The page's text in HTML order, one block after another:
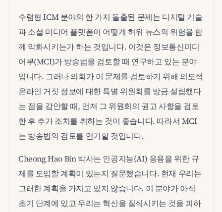
수렴형 ICM 분야의 한 가지 돌출된 문제는 디지털 기술
과 소셜 미디어 플랫폼이 어떻게 허위 뉴스의 위험을 함
께 악화시키는가 하는 것입니다. 이것은 정보통신미디
어부(MCI)가 방송법을 검토할 때 연구하고 있는 분야
입니다. 그러나 의회가 이 문제를 검토하기 위해 의도적
온라인 거짓 정보에 대한 특별 위원회를 방금 설립했다
는 점을 감안할 때, 먼저 그 위원회의 권고 사항을 검토
한 후 추가 조치를 취하는 것이 좋습니다. 따라서 MCI
는 방송법의 검토를 연기할 것입니다.
Cheong Hao Bin 박사는 인공지능(AI) 응용을 위한 규
제를 도입할 계획이 있는지 질문했습니다. 현재 우리는
그러한 계획을 가지고 있지 않습니다. 이 분야가 아직
초기 단계에 있고 우리는 혁신을 질식시키는 것을 피하